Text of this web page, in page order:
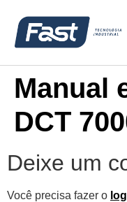
Manual
DCT
Deixe um
Você precisa fazer o